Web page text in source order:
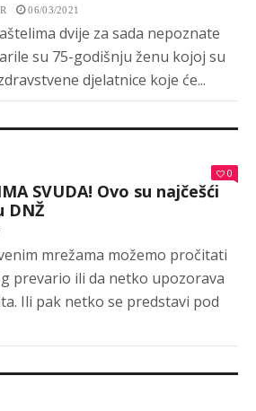
06/03/2021
dvije za sada nepoznate
su 75-godišnju ženu kojoj su
djelatnice koje će...
0
SVUDA! Ovo su najčešći
DNŽ
mrežama možemo pročitati
prevario ili da netko upozorava
Ili pak netko se predstavi pod